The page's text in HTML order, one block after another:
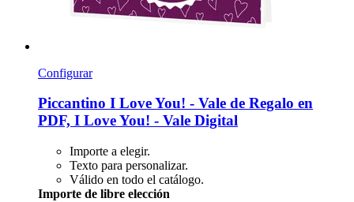
Configurar
Piccantino I Love You! -​ Vale de Regalo en
PDF, I Love You! -​ Vale Digital
Importe a elegir.
Texto para personalizar.
Válido en todo el catálogo.
Importe de libre elección